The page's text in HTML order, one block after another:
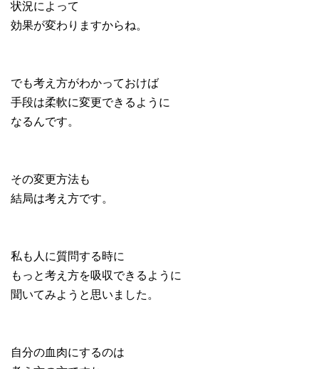
状況によって
効果が変わりますからね。
でも考え方がわかっておけば
手段は柔軟に変更できるように
なるんです。
その変更方法も
結局は考え方です。
私も人に質問する時に
もっと考え方を吸収できるように
聞いてみようと思いました。
自分の血肉にするのは